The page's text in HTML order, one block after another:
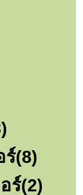
ร์(8)
ร์(2)